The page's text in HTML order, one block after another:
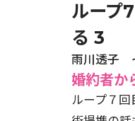
ループ
る 3
雨川透子
婚約者か
ループ７